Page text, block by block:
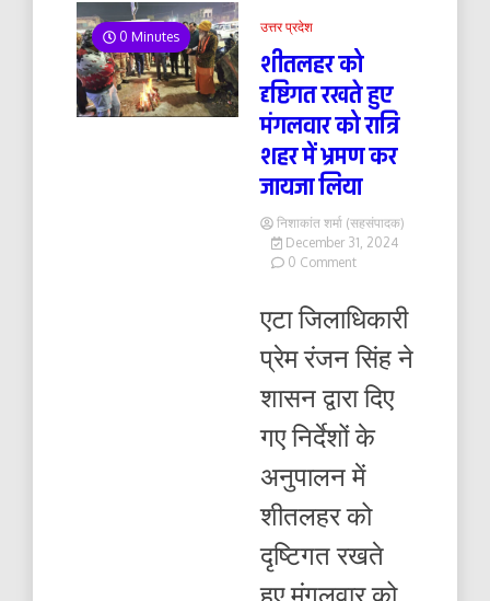
0 Minutes
उत्तर प्रदेश
शीतलहर को
दृष्टिगत रखते हुए
मंगलवार को रात्रि
शहर में भ्रमण कर
जायजा लिया
निशाकांत शर्मा (सहसंपादक)
December 31, 2024
0 Commenton
दृष्टिगत
हुए
रात्रि
शहर
में
भ्रमण
कर
जायजा
लिया
एटा जिलाधिकारी
प्रेम रंजन सिंह ने
शासन द्वारा दिए
गए निर्देशों के
अनुपालन में
शीतलहर को
दृष्टिगत रखते
हुए मंगलवार को